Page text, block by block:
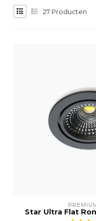
27 Producten
Star Ultra Flat